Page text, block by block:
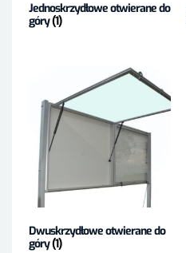
Jednoskrzydłowe otwierane do
góry(1)
Dwuskrzydłowe otwierane do
góry(1)